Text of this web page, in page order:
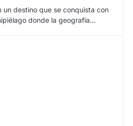
un destino que se conquista con
donde la geografía…